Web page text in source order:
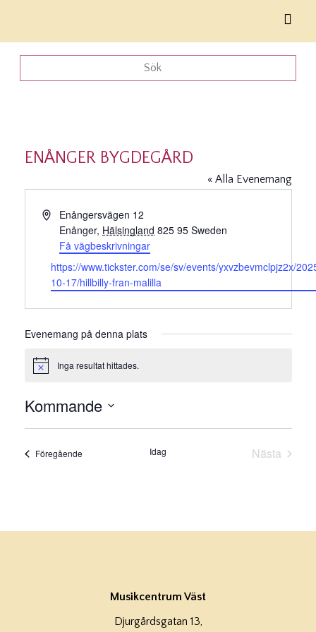
ENÅNGER BYGDEGÅRD
« Alla Evenemang
AdressEnångersvägen 12
Enånger, Hälsingland 825 95 Sweden
Få vägbeskrivningar
Website
https://www.tickster.com/se/sv/events/yxvzbevmclpjz2x/
10-17/hillbilly-fran-malilla
Evenemang på denna plats
Notis Inga resultat hittades.
Kommande
Välj
FöregåendeEvenemang Idag
Nästa
Musikcentrum Väst
Djurgårdsgatan 13,